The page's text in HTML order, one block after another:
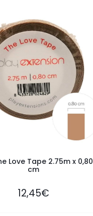
Love Tape 2.75m x 0,80
cm
12,45€